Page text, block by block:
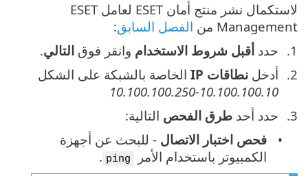
لاستكمال نشر منتج أمان ESET لعامل ‎ESET
Management من
الفصل السابق:
حدد أقبل شروط الاستخدام وانقر فوق التالي.
أدخل ‎ نطاقات IP
الخاصة بالشبكة على الشكل
10.100.100.10-10.100.100.250
حدد أحد ‎ طرق الفحص التالية:
فحص اختبار الاتصال - للبحث عن أجهزة
الكمبيوتر باستخدام الأمر
ping
.